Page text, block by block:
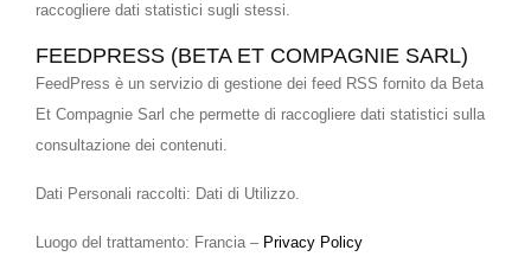
raccogliere dati statistici sugli stessi.
FEEDPRESS (BETA ET COMPAGNIE SARL)
FeedPress è un servizio di gestione dei feed RSS fornito da Beta
Et Compagnie Sarl che permette di raccogliere dati statistici sulla
consultazione dei contenuti.
Dati Personali raccolti: Dati di Utilizzo.
Luogo del trattamento: Francia – Privacy Policy